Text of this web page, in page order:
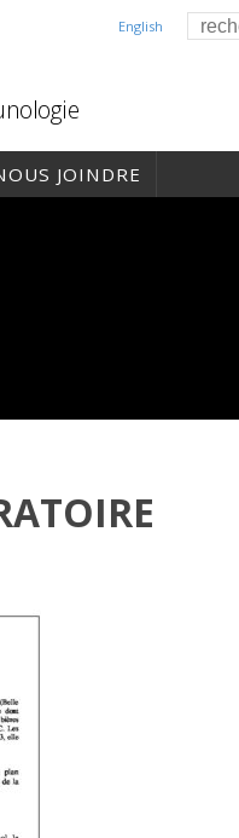
English
JOINDRE